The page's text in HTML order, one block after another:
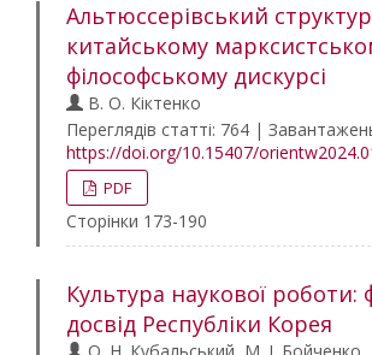
Альтюссерівський
китайському
філософському дискурсі
В. О. Кіктенко
Переглядів статті: 764 |
https://doi.org/10.15407/
PDF
Сторінки 173-190
Культура наукової роботи:
досвід Республіки Корея